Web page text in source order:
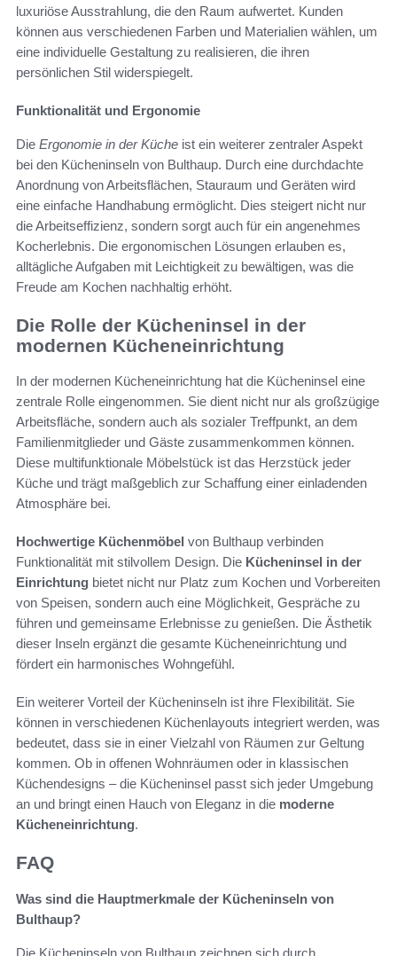
luxuriöse Ausstrahlung, die den Raum aufwertet. Kunden
können aus verschiedenen Farben und Materialien wählen, um
eine individuelle Gestaltung zu realisieren, die ihren
persönlichen Stil widerspiegelt.
Funktionalität und Ergonomie
Die Ergonomie in der Küche ist ein weiterer zentraler Aspekt
bei den Kücheninseln von Bulthaup. Durch eine durchdachte
Anordnung von Arbeitsflächen, Stauraum und Geräten wird
eine einfache Handhabung ermöglicht. Dies steigert nicht nur
die Arbeitseffizienz, sondern sorgt auch für ein angenehmes
Kocherlebnis. Die ergonomischen Lösungen erlauben es,
alltägliche Aufgaben mit Leichtigkeit zu bewältigen, was die
Freude am Kochen nachhaltig erhöht.
Die Rolle der Kücheninsel in der
modernen Kücheneinrichtung
In der modernen Kücheneinrichtung hat die Kücheninsel eine
zentrale Rolle eingenommen. Sie dient nicht nur als großzügige
Arbeitsfläche, sondern auch als sozialer Treffpunkt, an dem
Familienmitglieder und Gäste zusammenkommen können.
Diese multifunktionale Möbelstück ist das Herzstück jeder
Küche und trägt maßgeblich zur Schaffung einer einladenden
Atmosphäre bei.
Hochwertige Küchenmöbel von Bulthaup verbinden
Funktionalität mit stilvollem Design. Die Kücheninsel in der
Einrichtung bietet nicht nur Platz zum Kochen und Vorbereiten
von Speisen, sondern auch eine Möglichkeit, Gespräche zu
führen und gemeinsame Erlebnisse zu genießen. Die Ästhetik
dieser Inseln ergänzt die gesamte Kücheneinrichtung und
fördert ein harmonisches Wohngefühl.
Ein weiterer Vorteil der Kücheninseln ist ihre Flexibilität. Sie
können in verschiedenen Küchenlayouts integriert werden, was
bedeutet, dass sie in einer Vielzahl von Räumen zur Geltung
kommen. Ob in offenen Wohnräumen oder in klassischen
Küchendesigns – die Kücheninsel passt sich jeder Umgebung
an und bringt einen Hauch von Eleganz in die moderne
Kücheneinrichtung.
FAQ
Was sind die Hauptmerkmale der Kücheninseln von
Bulthaup?
Die Kücheninseln von Bulthaup zeichnen sich durch